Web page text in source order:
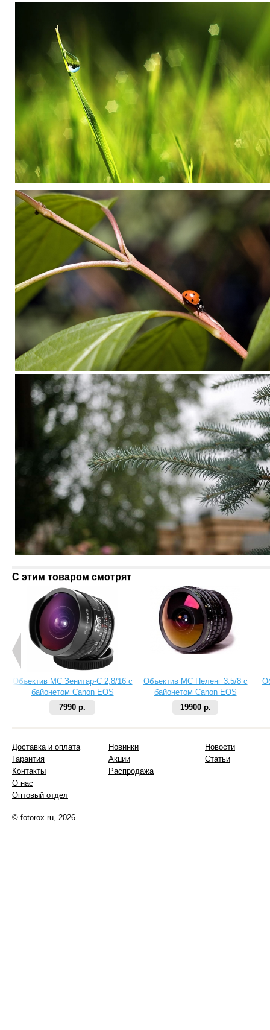
С этим товаром смотрят
Объектив МС Зенитар-C 2,8/16 с
байонетом Canon EOS
7990 р.
Объектив МС Пеленг 3.5/8 с
байонетом Canon EOS
19900 р.
Доставка и оплата
Гарантия
Контакты
О нас
Оптовый отдел
Новинки
Акции
Распродажа
Новости
Статьи
© fotorox.ru, 2026